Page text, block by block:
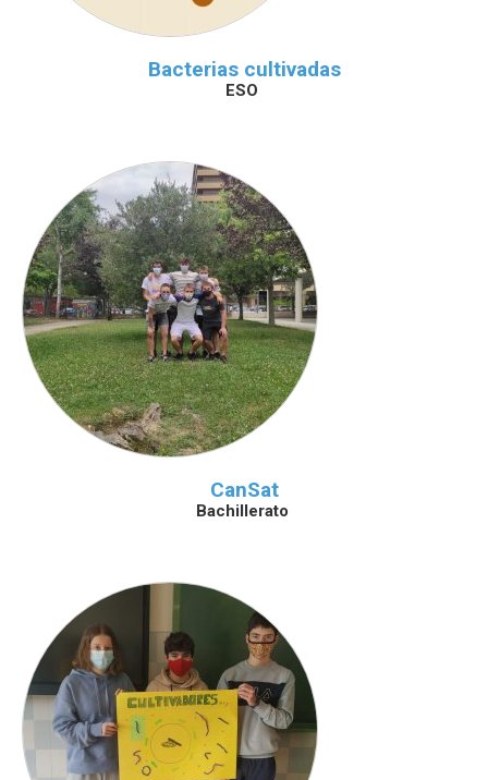
Bacterias cultivadas
ESO
CanSat
Bachillerato